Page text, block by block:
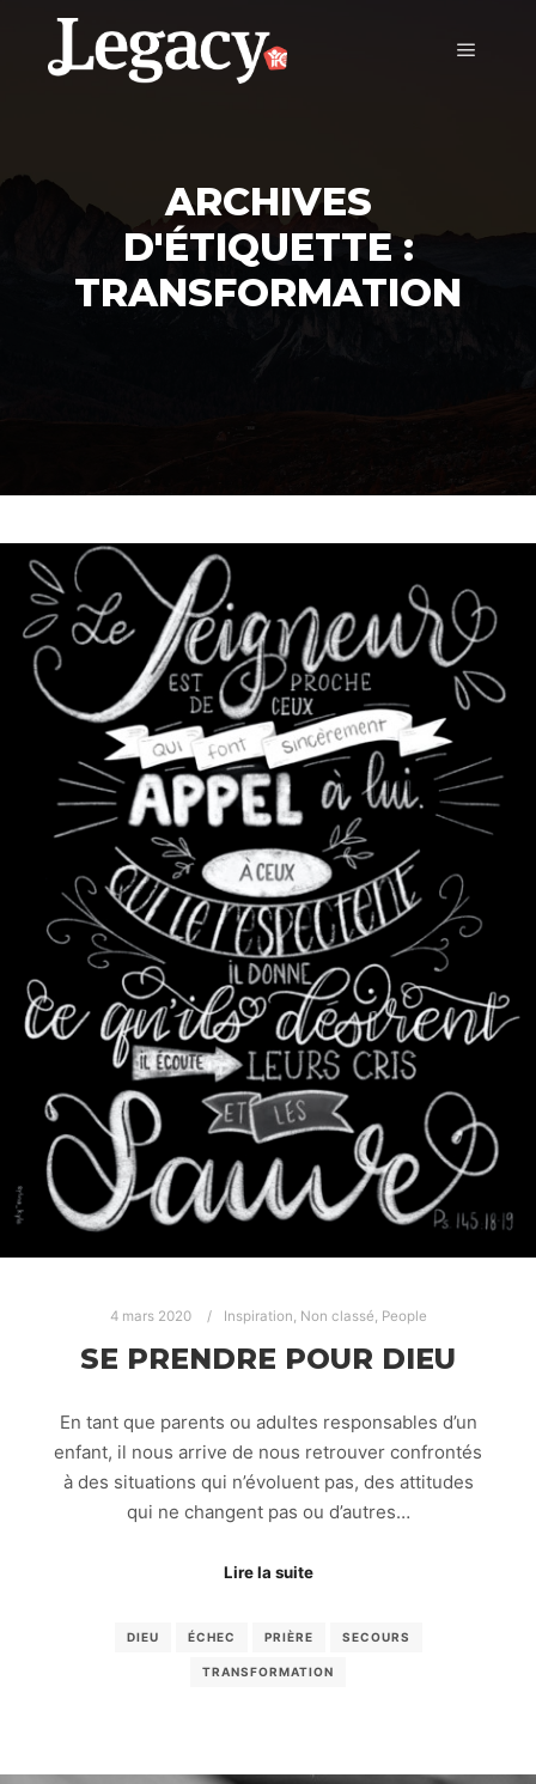
ARCHIVES
D'ÉTIQUETTE :
TRANSFORMATION
4 mars 2020 Inspiration Non classé People
SE PRENDRE POUR DIEU
En tant que parents ou adultes responsables d’un
enfant, il nous arrive de nous retrouver confrontés
à des situations qui n’évoluent pas, des attitudes
qui ne changent pas ou d’autres…
Lire la suite
DIEU ÉCHEC PRIÈRE SECOURS
TRANSFORMATION